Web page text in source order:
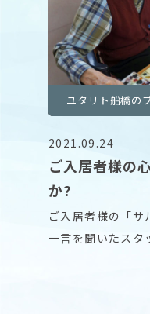
ユタリト船橋の
2021.09.24
ご入居者様の
か?
ご入居者様の「サ
一言を聞いたスタ